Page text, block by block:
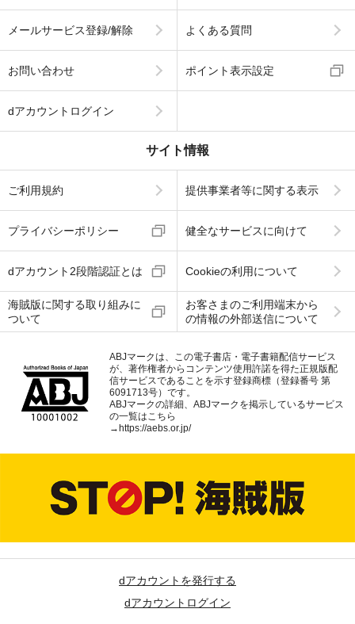
メールサービス登録/解除 よくある質問
お問い合わせ ポイント表示設定
dアカウントログイン
サイト情報
ご利用規約 提供事業者等に関する表示
プライバシーポリシー 健全なサービスに向けて
dアカウント2段階認証とは Cookieの利用について
海賊版に関する取り組みに
ついて
お客さまのご利用端末から
の情報の外部送信について
ABJマークは、この電子書店・電子書籍配信サービス
が、著作権者からコンテンツ使用許諾を得た正規版配
信サービスであることを示す登録商標（登録番号 第
6091713号）です。
ABJマークの詳細、ABJマークを掲示しているサービス
の一覧はこちら
→ https://aebs.or.jp/
dアカウントを発行する
dアカウントログイン